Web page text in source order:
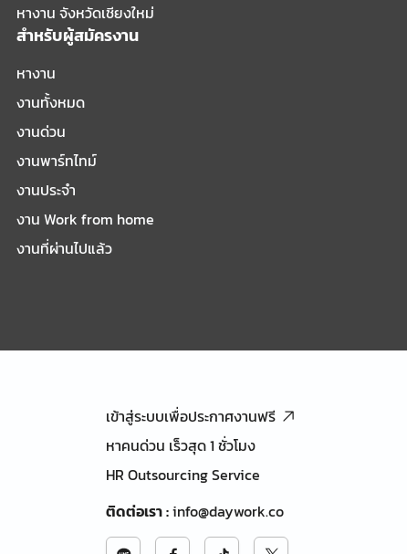
หางาน จังหวัดเชียงใหม่
สำหรับผู้สมัครงาน
หางาน
งานทั้งหมด
งานด่วน
งานพาร์ทไทม์
งานประจำ
งาน Work from home
งานที่ผ่านไปแล้ว
เข้าสู่ระบบเพื่อประกาศงานฟรี
หาคนด่วน เร็วสุด 1 ชั่วโมง
HR Outsourcing Service
ติดต่อเรา:info@daywork.co